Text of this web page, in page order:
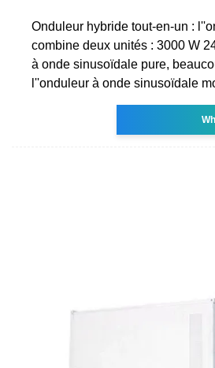
Onduleur hybride tout-en-un :
combine deux unités : 3000 W
à onde sinusoïdale pure,
l''onduleur à onde sinusoïdale